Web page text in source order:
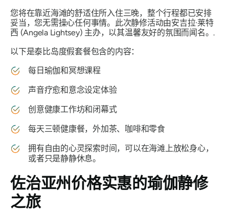
您将在靠近海滩的舒适住所入住三晚，整个行程都已安排
妥当，您无需操心任何事情。此次静修活动由安吉拉·莱特
西 (Angela Lightsey) 主办，以其温馨友好的氛围而闻名。.
以下是泰比岛度假套餐包含的内容：
每日瑜伽和冥想课程
声音疗愈和意念设定体验
创意健康工作坊和闭幕式
每天三顿健康餐，外加茶、咖啡和零食
拥有自由的心灵探索时间，可以在海滩上放松身心，
或者只是静静休息。
佐治亚州价格实惠的瑜伽静修
之旅